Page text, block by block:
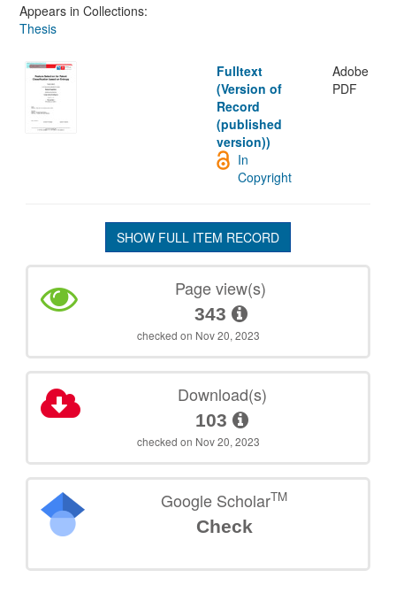
Appears in Collections:
Thesis
Fulltext
(Version of
Record
(published
version))
Adobe
PDF
In
Copyright
SHOW FULL ITEM RECORD
Page view(s)
343
checked on Nov 20, 2023
Download(s)
103
checked on Nov 20, 2023
Google ScholarTM
Check